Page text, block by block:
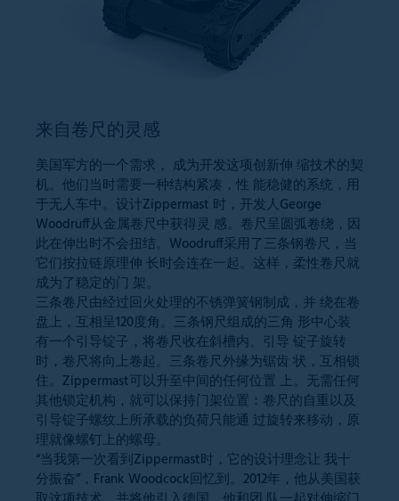
来自卷尺的灵感
美国军方的一个需求， 成为开发这项创新伸 缩技术的契
机。他们当时需要一种结构紧凑，性 能稳健的系统，用
于无人车中。设计Zippermast 时，开发人George
Woodruff从金属卷尺中获得灵 感。卷尺呈圆弧卷绕，因
此在伸出时不会扭结。Woodruff采用了三条钢卷尺，当
它们按拉链原理伸 长时会连在一起。这样，柔性卷尺就
成为了稳定的门 架。
三条卷尺由经过回火处理的不锈弹簧钢制成，并 绕在卷
盘上，互相呈120度角。三条钢尺组成的三角 形中心装
有一个引导锭子，将卷尺收在斜槽内。引导 锭子旋转
时，卷尺将向上卷起。三条卷尺外缘为锯齿 状，互相锁
住。Zippermast可以升至中间的任何位置 上。无需任何
其他锁定机构，就可以保持门架位置：卷尺的自重以及
引导锭子螺纹上所承载的负荷只能通 过旋转来移动，原
理就像螺钉上的螺母。
“当我第一次看到Zippermast时，它的设计理念让 我十
分振奋”，Frank Woodcock回忆到。2012年，他从美国获